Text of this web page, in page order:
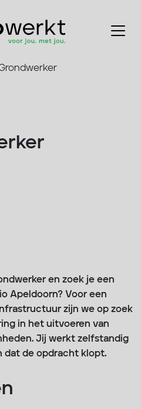
en zoek je een
Apeldoorn? Voor een
zijn we op zoek
in het uitvoeren van
Jij werkt zelfstandig
dat de opdracht klopt.